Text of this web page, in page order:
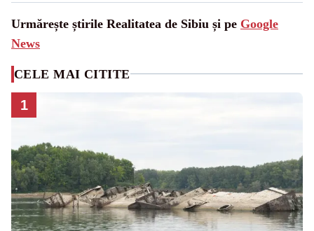
Urmărește știrile Realitatea de Sibiu și pe Google
News
CELE MAI CITITE
1